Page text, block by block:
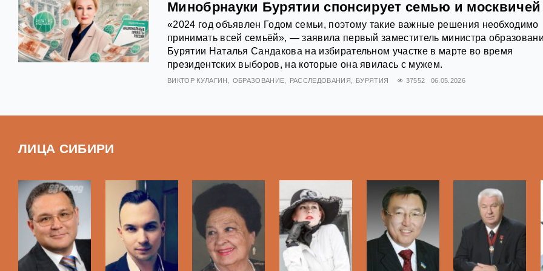
Минобрнауки Бурятии спонсирует семью и москвичей
«2024 год объявлен Годом семьи, поэтому такие важные решения необходимо
принимать всей семьёй», — заявила первый заместитель министра
Бурятии Наталья Сандакова на избирательном участке в марте во время
президентских выборов, на которые она явилась с мужем.
ВИКТОР КУЛАГИН ОБРАЗОВАНИЕ РАССЛЕДОВАНИЯ БУРЯТИЯ 37552 06.05.2026
ЛИЦА СИБИРИ